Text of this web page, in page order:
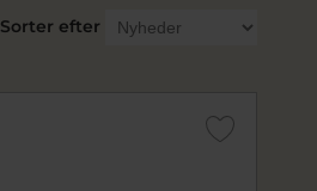
Sorter efter